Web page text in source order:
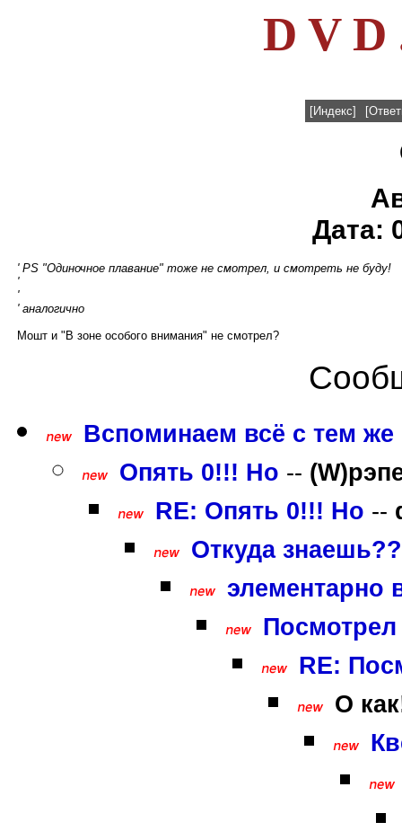
D V D
[Индекс]
Дата:
' PS "Одиночное плавание" тоже не смотрел, и смотреть не буду!
'
'
' аналогично
Мошт и "В зоне особого внимания" не смотрел?
Вспоминаем всё с тем же
Опять 0!!! Но --
RE: Опять 0!!! Но --
Откуда
элементарно
RE:
О